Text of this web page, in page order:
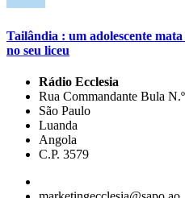
Tailândia : um adolescente mata
no seu liceu
Rádio Ecclesia
Rua Commandante Bula
São Paulo
Luanda
Angola
C.P. 3579